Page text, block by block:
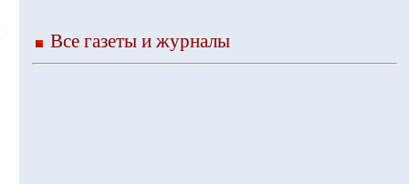
Все газеты и журналы